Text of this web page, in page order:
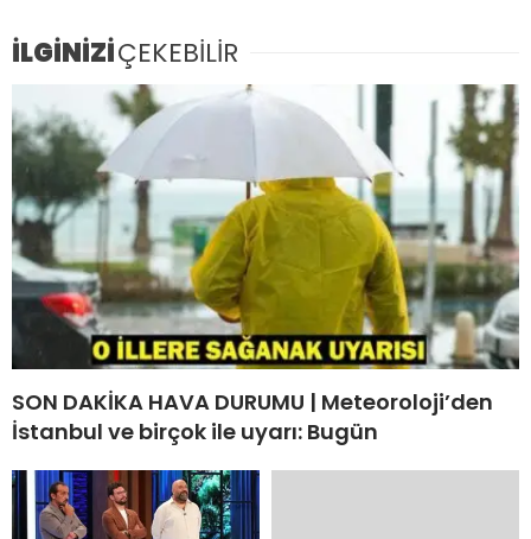
İLGİNİZİÇEKEBİLİR
SON DAKİKA HAVA DURUMU | Meteoroloji’den
İstanbul ve birçok ile uyarı: Bugün